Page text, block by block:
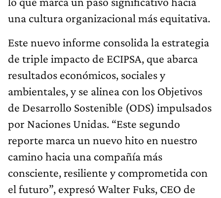
una cultura organizacional más equitativa.
Este nuevo informe consolida la estrategia
de triple impacto de ECIPSA, que abarca
resultados económicos, sociales y
ambientales, y se alinea con los Objetivos
de Desarrollo Sostenible (ODS) impulsados
por Naciones Unidas. “Este segundo
reporte marca un nuevo hito en nuestro
camino hacia una compañía más
consciente, resiliente y comprometida con
el futuro”, expresó Walter Fuks, CEO de